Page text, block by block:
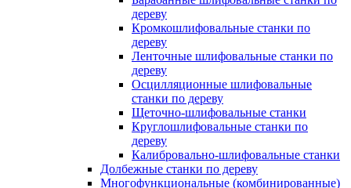
дереву
Кромкошлифовальные станки по
дереву
Ленточные шлифовальные станки по
дереву
Осцилляционные шлифовальные
станки по дереву
Щеточно-шлифовальные станки
Круглошлифовальные станки по
дереву
Калибровально-шлифовальные станки
Долбежные станки по дереву
Многофункциональные (комбинированные)